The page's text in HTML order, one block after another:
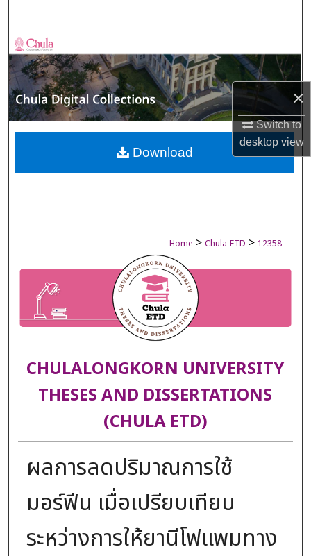
×
Switch to
desktopview
Browse Collections
My Account
About
Digital Commons Network™
Home > Chula-ETD > 12358
CHULALONGKORN UNIVERSITY
THESES AND DISSERTATIONS
(CHULA ETD)
ผลการลดปริมาณการใช้
มอร์ฟีน เมื่อเปรียบเทียบ
ระหว่างการให้ยานีโฟแพมทาง
Download